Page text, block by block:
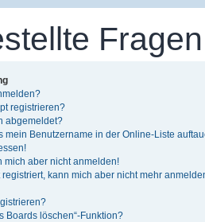
Fragen
registrieren?
abgemeldet?
mein Benutzername in der Online-Liste
mich aber nicht anmelden!
kann mich aber nicht mehr
Boards löschen“-Funktion?